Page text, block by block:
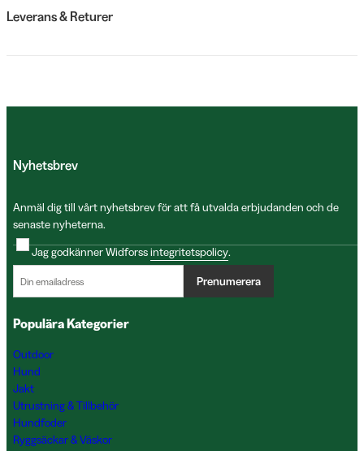
Leverans & Returer
Nyhetsbrev
Anmäl dig till vårt nyhetsbrev för att få utvalda erbjudanden och de
senaste nyheterna.
Jag godkänner Widforssintegritetspolicy.
Prenumerera
Populära Kategorier
Outdoor
Hund
Jakt
Utrustning & Tillbehör
Hundfoder
Ryggsäckar & Väskor